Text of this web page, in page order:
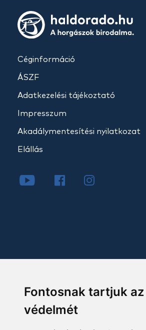
Fontosnak tartjuk
védelmét
Céginformáció
ÁSZF
Adatkezelési tájékoztató
Impresszum
Akadálymentesítési nyilatkozat
Elállás